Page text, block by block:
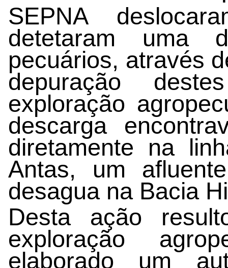
SEPNA
detetaram uma
pecuários, através
depuração
exploração
descarga
diretamente na
Antas, um
desagua na Bacia
Desta ação
exploração
elaborado um